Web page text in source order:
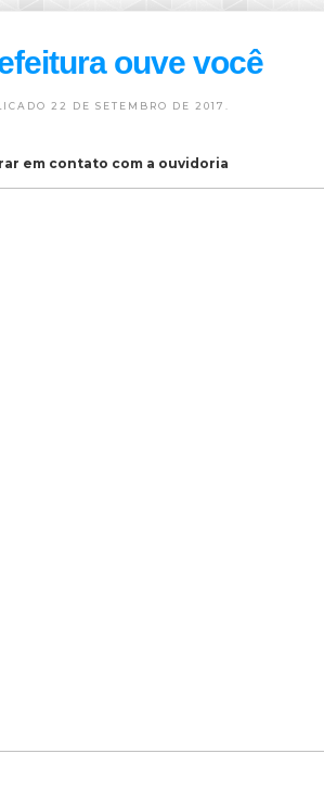
ouve você
22 DE SETEMBRO DE 2017.
em contato com a ouvidoria